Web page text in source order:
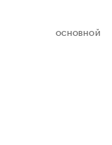
ОСНОВНОЙ